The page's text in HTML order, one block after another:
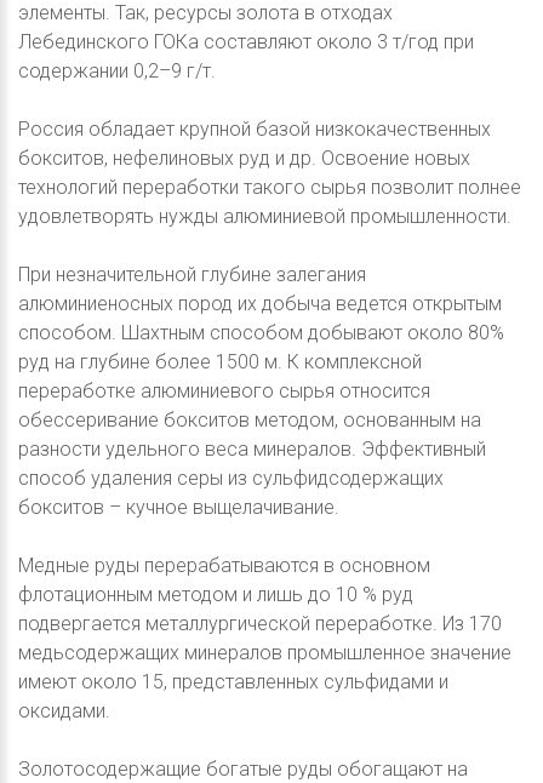
элементы. Так, ресурсы золота в отходах
Лебединского ГОКа составляют около 3 т/год при
содержании 0,2–9 г/т.
Россия обладает крупной базой низкокачественных
бокситов, нефелиновых руд и др. Освоение новых
технологий переработки такого сырья позволит полнее
удовлетворять нужды алюминиевой промышленности.
При незначительной глубине залегания
алюминиеносных пород их добыча ведется открытым
способом. Шахтным способом добывают около 80%
руд на глубине более 1500 м. К комплексной
переработке алюминиевого сырья относится
обессеривание бокситов методом, основанным на
разности удельного веса минералов. Эффективный
способ удаления серы из сульфидсодержащих
бокситов – кучное выщелачивание.
Медные руды перерабатываются в основном
флотационным методом и лишь до 10 % руд
подвергается металлургической переработке. Из 170
медьсодержащих минералов промышленное значение
имеют около 15, представленных сульфидами и
оксидами.
Золотосодержащие богатые руды обогащают на